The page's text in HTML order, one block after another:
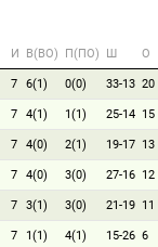
И В(ВО) П(ПО) Ш О
7 6(1) 0(0) 33-13 20
7 4(1) 1(1) 25-14 15
7 4(0) 2(1) 19-17 13
7 4(0) 3(0) 27-16 12
7 3(1) 3(0) 21-19 11
7 1(1) 4(1) 15-26 6